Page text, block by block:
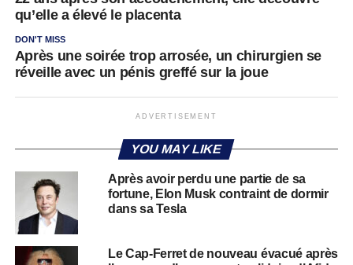
qu’elle a élevé le placenta
DON'T MISS
Après une soirée trop arrosée, un chirurgien se
réveille avec un pénis greffé sur la joue
ADVERTISEMENT
YOU MAY LIKE
Après avoir perdu une partie de sa
fortune, Elon Musk contraint de dormir
dans sa Tesla
Le Cap-Ferret de nouveau évacué après